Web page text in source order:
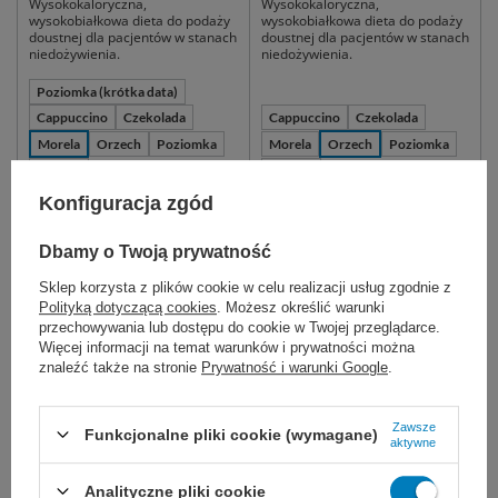
wysokobiałkowa dieta do podaży
doustnej dla pacjentów w stanach
niedożywienia.
Poziomka (krótka data)
Cappuccino
Czekolada
Morela
Orzech
Poziomka
WYBIERZ WARIANT
110,00 zł
wysokobiałkowa dieta do podaży
doustnej dla pacjentów w stanach
niedożywienia.
Cappuccino
Czekolada
Morela
Orzech
Poziomka
Kiedy podawać nutridrink dla chorych na raka i
Pacjenci z chorobami nowotworowymi oraz
przewlekle chorzy seniorzy w trakcie i po
Konfiguracja zgód
Dbamy o Twoją prywatność
Sklep korzysta z plików cookie w celu realizacji usług zgodnie z
Polityką dotyczącą cookies . Możesz określić warunki
przechowywania lub dostępu do cookie w Twojej przeglądarce.
Więcej informacji na temat warunków i prywatności można
znaleźć także na stronie Prywatność i warunki Google
Funkcjonalne pliki cookie (wymagane)
Zawsze
aktywne
Analityczne pliki cookie